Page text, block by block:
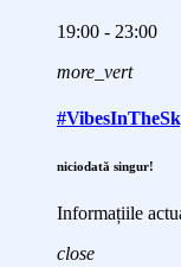
19:00 - 23:00
more_vert
niciodată singur!
Informațiile
close